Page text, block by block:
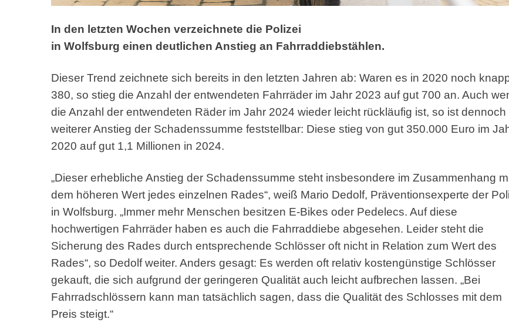
In den letzten Wochen verzeichnete die Polizei
in Wolfsburg einen deutlichen Anstieg an Fahrraddiebstählen.
Dieser Trend zeichnete sich bereits in den letzten Jahren ab: Waren es in 2020 noch
380, so stieg die Anzahl der entwendeten Fahrräder im Jahr 2023 auf gut 700 an. Auch
die Anzahl der entwendeten Räder im Jahr 2024 wieder leicht rückläufig ist, so ist dennoch
weiterer Anstieg der Schadenssumme feststellbar: Diese stieg von gut 350.000 Euro im
2020 auf gut 1,1 Millionen in 2024.
„Dieser erhebliche Anstieg der Schadenssumme steht insbesondere im Zusammenhang
dem höheren Wert jedes einzelnen Rades“, weiß Mario Dedolf, Präventionsexperte der
in Wolfsburg. „Immer mehr Menschen besitzen E-Bikes oder Pedelecs. Auf diese
hochwertigen Fahrräder haben es auch die Fahrraddiebe abgesehen. Leider steht die
Sicherung des Rades durch entsprechende Schlösser oft nicht in Relation zum Wert des
Rades“, so Dedolf weiter. Anders gesagt: Es werden oft relativ kostengünstige Schlösser
gekauft, die sich aufgrund der geringeren Qualität auch leicht aufbrechen lassen. „Bei
Fahrradschlössern kann man tatsächlich sagen, dass die Qualität des Schlosses mit dem
Preis steigt.“